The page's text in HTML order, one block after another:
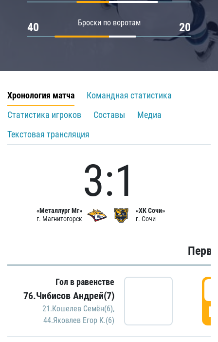
Броски по воротам
40 20
Хронология матча
Командная статистика
Статистика игроков
Составы
Медиа
Текстовая трансляция
«Металлург Мг»
г. Магнитогорск
3:1
«ХК Сочи»
г. Сочи
Гол в равенстве
76.Чибисов Андрей(7)
21.Кошелев Семён(6),
44.Яковлев Егор К.(6)